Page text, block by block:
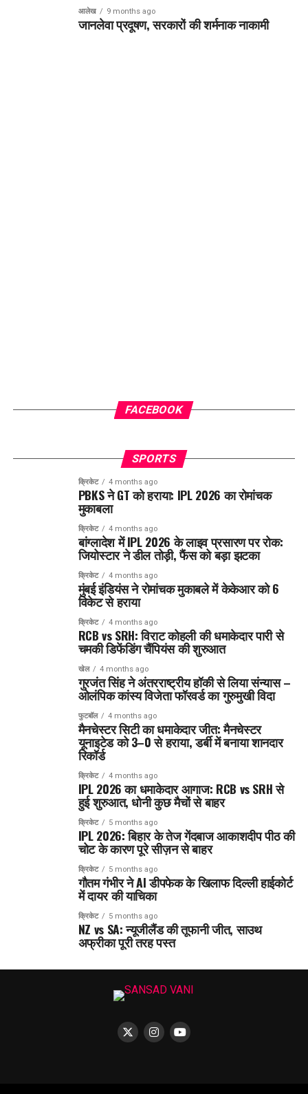
आलेख 9 months ago
जानलेवा प्रदूषण, सरकारों की शर्मनाक नाकामी
FACEBOOK
SPORTS
क्रिकेट 4 months ago
PBKS ने GT को हराया: IPL 2026 का रोमांचक
मुकाबला
क्रिकेट 4 months ago
बांग्लादेश में IPL 2026 के लाइव प्रसारण पर रोक:
जियोस्टार ने डील तोड़ी, फैंस को बड़ा झटका
क्रिकेट 4 months ago
मुंबई इंडियंस ने रोमांचक मुकाबले में केकेआर को 6
विकेट से हराया
क्रिकेट 4 months ago
RCB vs SRH: विराट कोहली की धमाकेदार पारी से
चमकी डिफेंडिंग चैंपियंस की शुरुआत
खेल 4 months ago
गुरजंत सिंह ने अंतरराष्ट्रीय हॉकी से लिया संन्यास –
ओलंपिक कांस्य विजेता फॉरवर्ड का गुरुमुखी विदा
फुटबॉल 4 months ago
मैनचेस्टर सिटी का धमाकेदार जीत: मैनचेस्टर
यूनाइटेड को 3–0 से हराया, डर्बी में बनाया शानदार
रिकॉर्ड
क्रिकेट 4 months ago
IPL 2026 का धमाकेदार आगाज: RCB vs SRH से
हुई शुरुआत, धोनी कुछ मैचों से बाहर
क्रिकेट 5 months ago
IPL 2026: बिहार के तेज गेंदबाज आकाशदीप पीठ की
चोट के कारण पूरे सीज़न से बाहर
क्रिकेट 5 months ago
गौतम गंभीर ने AI डीपफेक के खिलाफ दिल्ली हाईकोर्ट
में दायर की याचिका
क्रिकेट 5 months ago
NZ vs SA: न्यूजीलैंड की तूफानी जीत, साउथ
अफ्रीका पूरी तरह पस्त